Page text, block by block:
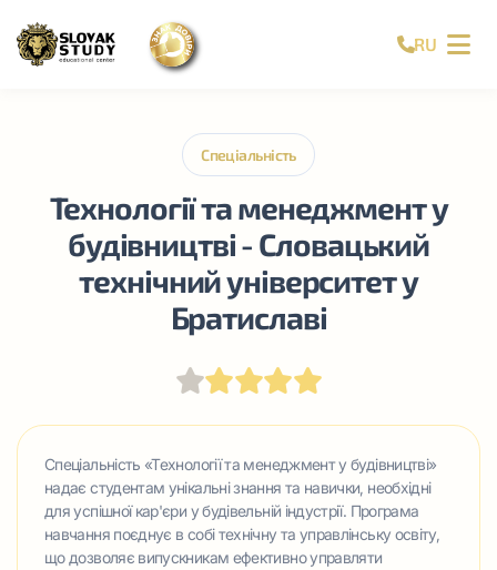
RU
Спеціальність
Технології та менеджмент у
будівництві - Словацький
технічний університет у
Братиславі
Спеціальність «Технології та менеджмент у будівництві»
надає студентам унікальні знання та навички, необхідні
для успішної кар'єри у будівельній індустрії. Програма
навчання поєднує в собі технічну та управлінську освіту,
що дозволяє випускникам ефективно управляти